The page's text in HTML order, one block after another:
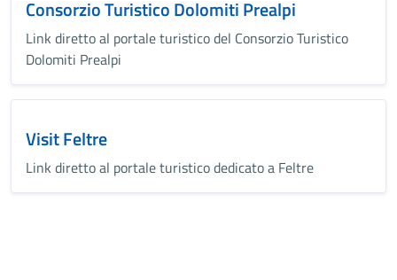
Consorzio Turistico Dolomiti Prealpi
Link diretto al portale turistico del Consorzio Turistico
Dolomiti Prealpi
Visit Feltre
Link diretto al portale turistico dedicato a Feltre